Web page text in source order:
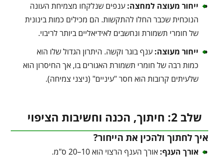
ייחור מעוצה למחצה: ענפים שנלקחו מצמיחת העונה
הנוכחית שכבר החלו להתקשות. הם מכילים כמות בינונית
של חומרי תשמורת ונחשבים לאידיאליים ביותר לריבוי.
ייחור מעוצה: ענף בוגר וקשה. היתרון הגדול שלו הוא
כמות רבה של חומרי תשמורת האגורים בו, אך החיסרון הוא
שלעיתים קרובות הוא חסר "עיניים" (ניצני צמיחה).
שלב 2: חיתוך, הכנה וחשיבות הציפוי
איך לחתוך ולהכין את הייחור?
אורך הענף: אורך הענף הרצוי הוא 10–20 ס"מ.